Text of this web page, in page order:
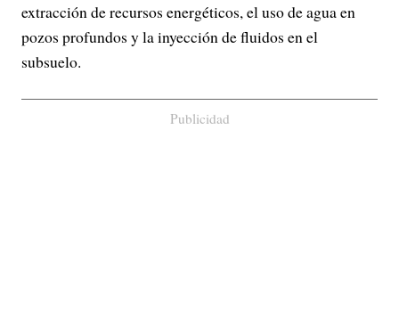
extracción de recursos energéticos, el uso de agua en
pozos profundos y la inyección de fluidos en el
subsuelo.
Publicidad